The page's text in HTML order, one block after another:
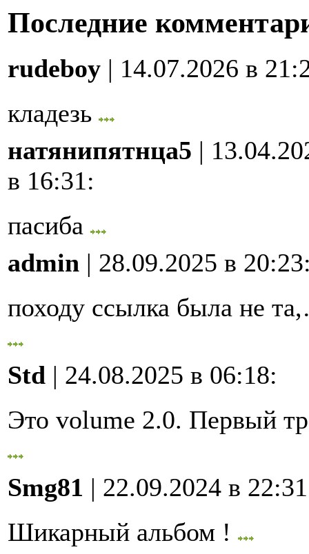
Последние
rudeboy | 14.07.2026 в
кладезь
натянипятнца5 |
в 16:31:
пасиба
admin | 28.09.2025 в 20:23
походу ссылка была не
Std | 24.08.2025 в 06:18:
Это volume 2.0. Первый
Smg81 | 22.09.2024 в 22:31
Шикарный альбом !